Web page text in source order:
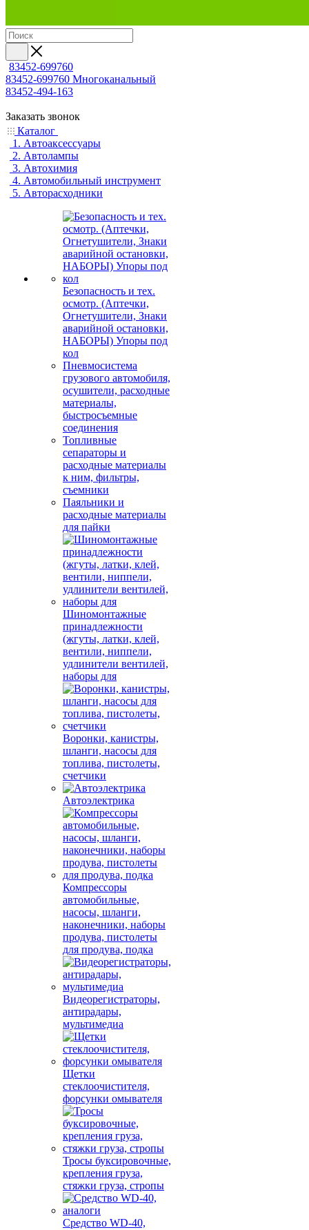
83452-699760
83452-699760 Многоканальный
83452-494-163
Заказать звонок
Каталог
1. Автоаксессуары
2. Автолампы
3. Автохимия
4. Автомобильный инструмент
5. Авторасходники
Безопасность и тех.
осмотр. (Аптечки,
Огнетушители, Знаки
аварийной остановки,
НАБОРЫ) Упоры под
кол
Пневмосистема
грузового автомобиля,
осушители, расходные
материалы,
быстросъемные
соединения
Топливные
сепараторы и
расходные материалы
к ним, фильтры,
съемники
Паяльники и
расходные материалы
для пайки
Шиномонтажные
принадлежности
(жгуты, латки, клей,
вентили, ниппели,
удлинители вентилей,
наборы для
Воронки, канистры,
шланги, насосы для
топлива, пистолеты,
счетчики
Автоэлектрика
Компрессоры
автомобильные,
насосы, шланги,
наконечники, наборы
продува, пистолеты
для продува, подка
Видеорегистраторы,
антирадары,
мультимедиа
Щетки
стеклоочистителя,
форсунки омывателя
Тросы буксировочные,
крепления груза,
стяжки груза, стропы
Средство WD-40,